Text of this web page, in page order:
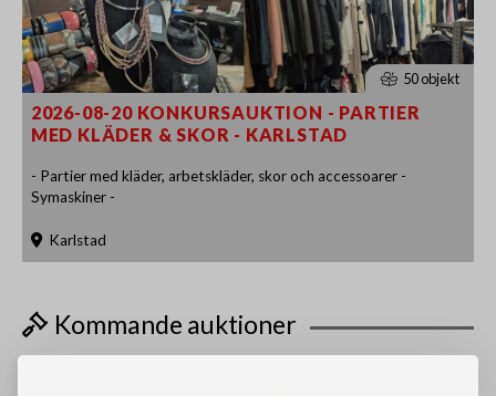
50 objekt
2026-08-20 KONKURSAUKTION - PARTIER
MED KLÄDER & SKOR - KARLSTAD
- Partier med kläder, arbetskläder, skor och accessoarer -
Symaskiner -
Karlstad
Kommande auktioner